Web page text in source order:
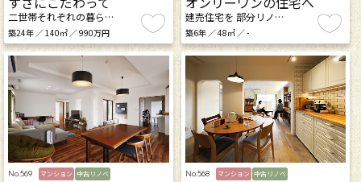
二世帯それぞれの暮ら…
築24年 ／ 140㎡ ／ 990万円
建売住宅を 部分リノ…
築6年 ／ 48㎡ ／ -
No.569 マンション 中古リノベ No.568 マンション 中古リノベ